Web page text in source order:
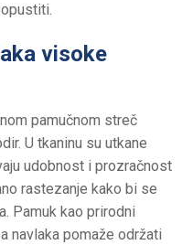
visoke
pamučnom streč
U tkaninu su utkane
udobnost i prozračnost
rastezanje kako bi se
Pamuk kao prirodni
navlaka pomaže održati